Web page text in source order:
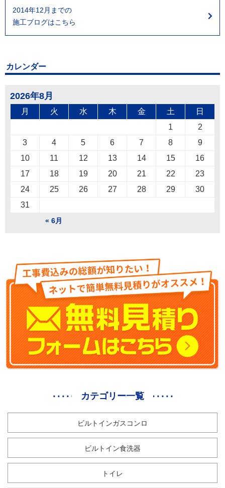
2014年12月までの
施工ブログはこちら
カレンダー
2026年8月
月 火 水 木 金 土 日
« 6月
1
2
3
4 5 6 7 8
9
10
11 12 13 14 15
16
17
18 19 20 21 22
23
24
25 26 27 28 29
30
31
カテゴリー一覧
ビルトインガスコンロ
ビルトイン食洗器
トイレ